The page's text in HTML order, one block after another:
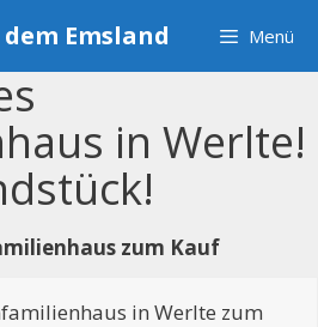
Emsland Menü
in Werlte!
zum Kauf
in Werlte zum